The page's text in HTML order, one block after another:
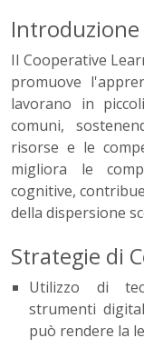
Il Cooperative
promuove
lavorano in
comuni,
risorse e le
migliora le
cognitive,
della dispersione
Strategie di
Utilizzo di
strumenti
può rendere la